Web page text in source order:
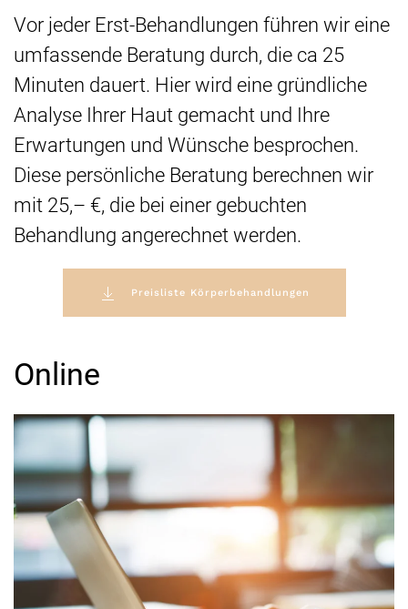
Vor jeder Erst-Behandlungen führen wir eine
umfassende Beratung durch, die ca 25
Minuten dauert. Hier wird eine gründliche
Analyse Ihrer Haut gemacht und Ihre
Erwartungen und Wünsche besprochen.
Diese persönliche Beratung berechnen wir
mit 25,– €, die bei einer gebuchten
Behandlung angerechnet werden.
Preisliste Körperbehandlungen
Online